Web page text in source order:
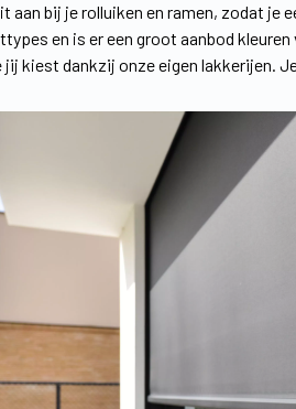
aan bij je rolluiken en ramen, zodat je
en is er een groot aanbod
jij kiest dankzij onze eigen lakkerijen.